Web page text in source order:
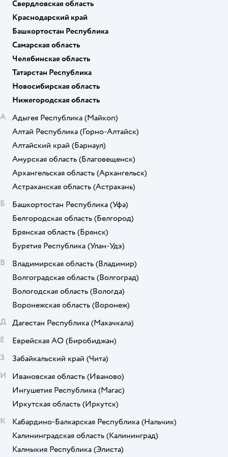
Свердловская область
Краснодарский край
Башкортостан Республика
Самарская область
Челябинская область
Татарстан Республика
Новосибирская область
Нижегородская область
А
Адыгея Республика (Майкоп)
Алтай Республика (Горно-Алтайск)
Алтайский край (Барнаул)
Амурская область (Благовещенск)
Архангельская область (Архангельск)
Астраханская область (Астрахань)
Б
Башкортостан Республика (Уфа)
Белгородская область (Белгород)
Брянская область (Брянск)
Бурятия Республика (Улан-Удэ)
В
Владимирская область (Владимир)
Волгоградская область (Волгоград)
Вологодская область (Вологда)
Воронежская область (Воронеж)
Д Дагестан Республика (Махачкала)
Е
Еврейская АО (Биробиджан)
З
Забайкальский край (Чита)
И
Ивановская область (Иваново)
Ингушетия Республика (Магас)
Иркутская область (Иркутск)
К
Кабардино-Балкарская Республика (Нальчик)
Калининградская область (Калининград)
Калмыкия Республика (Элиста)